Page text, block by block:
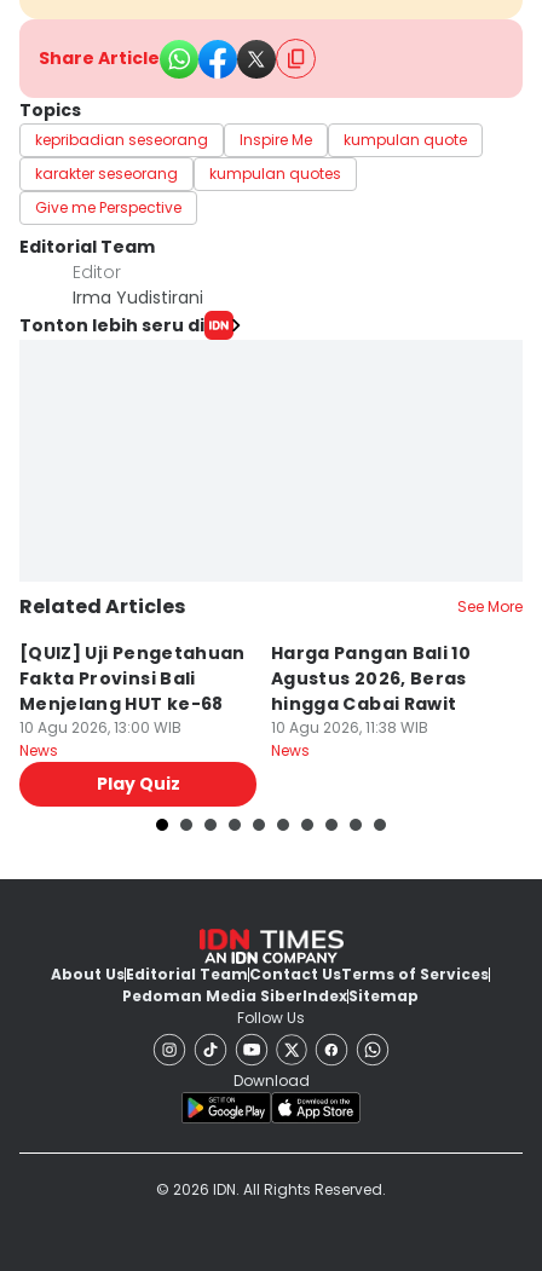
Share Article
Topics
kepribadian seseorang Inspire Me
kumpulan quote
karakter seseorang
kumpulan quotes
Give me Perspective
Editorial Team
Editor
Irma Yudistirani
Tonton lebih seru di
Related Articles See More
[QUIZ] Uji Pengetahuan
Fakta Provinsi Bali
Menjelang HUT ke-68
10 Agu 2026, 13:00 WIB
News
Play Quiz
Harga Pangan Bali 10
Agustus 2026, Beras
hingga Cabai Rawit
10 Agu 2026, 11:38 WIB
News
About UsEditorial TeamContact UsTerms of Services
Pedoman Media SiberIndexSitemap
Follow Us
Download
© 2026 IDN. All Rights Reserved.